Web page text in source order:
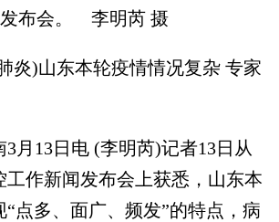
布会。 李明芮 摄
)山东本轮疫情情况复杂 专家
13日电 (李明芮)记者13日从
工作新闻发布会上获悉，山东本
点多、面广、频发”的特点，病